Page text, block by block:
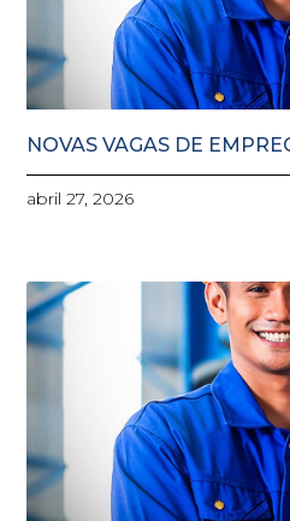
NOVAS VAGAS DE
abril 27, 2026